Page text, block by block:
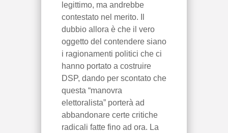
legittimo, ma andrebbe
contestato nel merito. Il
dubbio allora è che il vero
oggetto del contendere siano
i ragionamenti politici che ci
hanno portato a costruire
DSP, dando per scontato che
questa “manovra
elettoralista” porterà ad
abbandonare certe critiche
radicali fatte fino ad ora. La